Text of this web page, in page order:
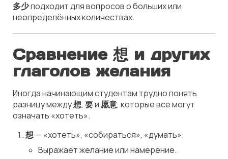
多少подходит для вопросов о больших или
неопределённых количествах.
Сравнение 想 и других
глаголов желания
Иногда начинающим студентам трудно понять
разницу между想, 要и 愿意, которые все могут
означать «хотеть».
想— «хотеть», «собираться», «думать».
Выражает желание или намерение.